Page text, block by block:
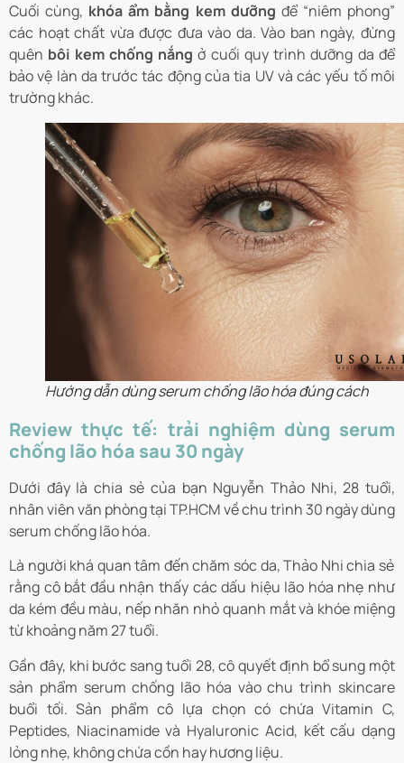
Cuối cùng, khóa ẩm bằng kem dưỡng để “niêm phong”
các hoạt chất vừa được đưa vào da. Vào ban ngày, đừng
quên bôi kem chống nắng ở cuối quy trình dưỡng da để
bảo vệ làn da trước tác động của tia UV và các yếu tố môi
trường khác.
Hướng dẫn dùng serum chống lão hóa đúng cách
Review thực tế: trải nghiệm dùng serum
chống lão hóa sau 30 ngày
Dưới đây là chia sẻ của bạn Nguyễn Thảo Nhi, 28 tuổi,
nhân viên văn phòng tại TP.HCM về chu trình 30 ngày dùng
serum chống lão hóa.
Là người khá quan tâm đến chăm sóc da, Thảo Nhi chia sẻ
rằng cô bắt đầu nhận thấy các dấu hiệu lão hóa nhẹ như
da kém đều màu, nếp nhăn nhỏ quanh mắt và khóe miệng
từ khoảng năm 27 tuổi.
Gần đây, khi bước sang tuổi 28, cô quyết định bổ sung một
sản phẩm serum chống lão hóa vào chu trình skincare
buổi tối. Sản phẩm cô lựa chọn có chứa Vitamin C,
Peptides, Niacinamide và Hyaluronic Acid, kết cấu dạng
lỏng nhẹ, không chứa cồn hay hương liệu.